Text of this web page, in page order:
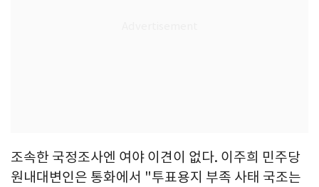
조속한 국정조사엔 여야 이견이 없다. 이주희 민주당
원내대변인은 통화에서 "투표용지 부족 사태 국조는